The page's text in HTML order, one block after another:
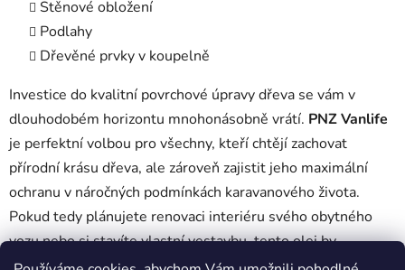
Stěnové obložení
Podlahy
Dřevěné prvky v koupelně
Investice do kvalitní povrchové úpravy dřeva se vám v
dlouhodobém horizontu mnohonásobně vrátí. PNZ Vanlife
je perfektní volbou pro všechny, kteří chtějí zachovat
přírodní krásu dřeva, ale zároveň zajistit jeho maximální
ochranu v náročných podmínkách karavanového života.
Pokud tedy plánujete renovaci interiéru svého obytného
vozu nebo si stavíte vlastní vestavbu, tento olej by
rozhodně neměl chybět ve vašem vybavení!